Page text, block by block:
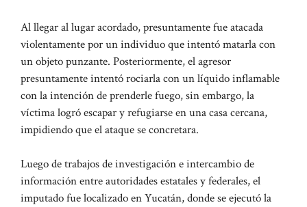
Al llegar al lugar acordado, presuntamente fue atacada
violentamente por un individuo que intentó matarla con
un objeto punzante. Posteriormente, el agresor
presuntamente intentó rociarla con un líquido inflamable
con la intención de prenderle fuego, sin embargo, la
víctima logró escapar y refugiarse en una casa cercana,
impidiendo que el ataque se concretara.
Luego de trabajos de investigación e intercambio de
información entre autoridades estatales y federales, el
imputado fue localizado en Yucatán, donde se ejecutó la